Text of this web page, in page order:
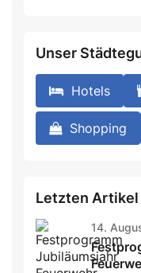
Unser
Hotels
Shopping
Letzten Artikel
14.